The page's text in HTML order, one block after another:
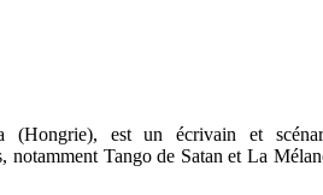
est un écrivain et
notamment Tango de Satan et La